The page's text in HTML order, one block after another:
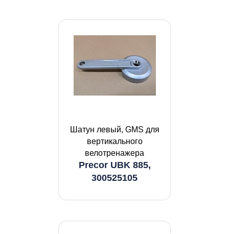
Шатун левый, GMS для
вертикального
велотренажера
Precor UBK 885,
300525105